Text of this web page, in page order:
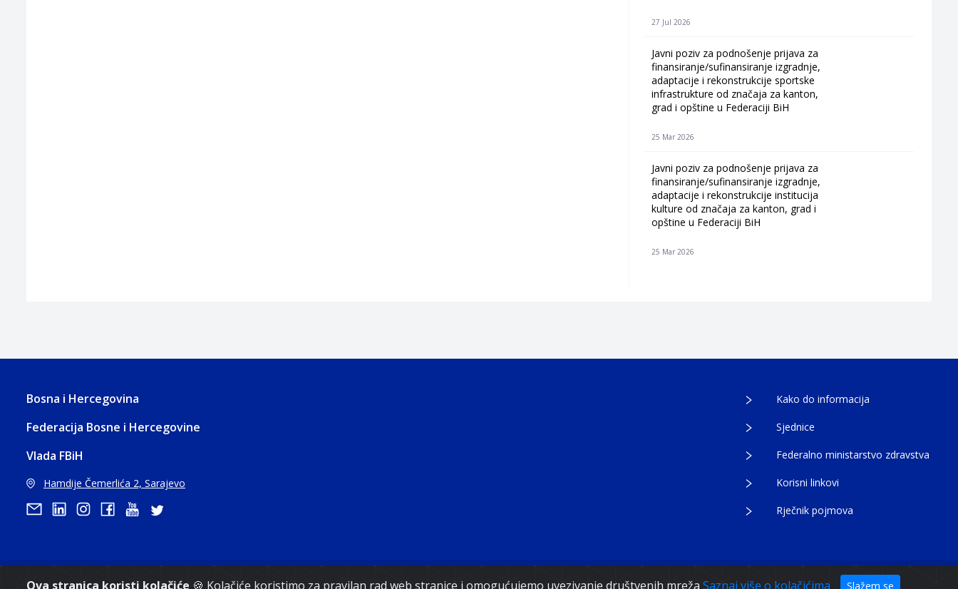
Ova stranica koristi kolačiće 🍪 Kolačiće koristimo za pravilan rad web stranice i omogućujemo uvezivanje društvenih mreža Saznaj više o kolačićima Slažem se
27 Jul 2026
Javni poziv za podnošenje prijava za
finansiranje/sufinansiranje izgradnje,
adaptacije i rekonstrukcije sportske
infrastrukture od značaja za kanton,
grad i opštine u Federaciji BiH
25 Mar 2026
Javni poziv za podnošenje prijava za
finansiranje/sufinansiranje izgradnje,
adaptacije i rekonstrukcije institucija
kulture od značaja za kanton, grad i
opštine u Federaciji BiH
25 Mar 2026
Bosna i Hercegovina
Federacija Bosne i Hercegovine
Vlada FBiH
Hamdije Čemerlića 2, Sarajevo
Kako do informacija
Sjednice
Federalno ministarstvo zdravstva
Korisni linkovi
Rječnik pojmova
Copyright 2021. Vlada Federacije Bosne i Hercegovine